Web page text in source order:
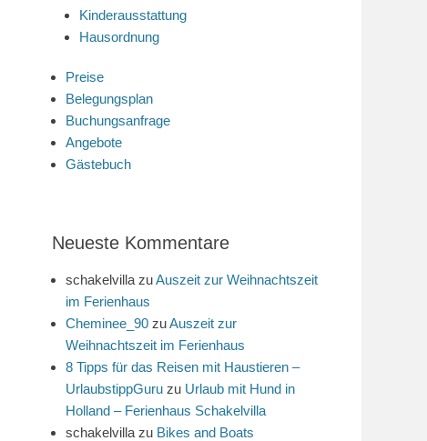
Kinderausstattung
Hausordnung
Preise
Belegungsplan
Buchungsanfrage
Angebote
Gästebuch
Neueste Kommentare
schakelvilla zuAuszeit zur Weihnachtszeit
im Ferienhaus
Cheminee_90 zuAuszeit zur
Weihnachtszeit im Ferienhaus
8 Tipps für das Reisen mit Haustieren –
UrlaubstippGuru zu Urlaub mit Hund in
Holland – Ferienhaus Schakelvilla
schakelvilla zu Bikes and Boats